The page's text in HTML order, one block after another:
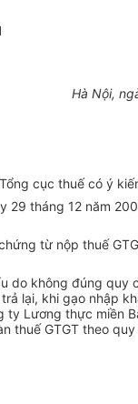
Hà Nội,
cục thuế có ý
29 tháng 12 năm
từ nộp thuế
do không đúng quy
lại, khi gạo nhập
ty Lương thực miền
thuế GTGT theo